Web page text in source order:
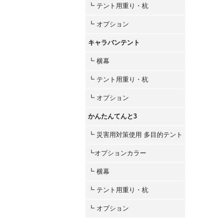
┗ テント用重り・杭
┗ オプション
キャラバンテント
┗ 横幕
┗ テント用重り・杭
┗ オプション
かんたんてんと3
┗ 災害用対策使用 多目的テント
┗オプションカラー
┗ 横幕
┗ テント用重り・杭
┗ オプション